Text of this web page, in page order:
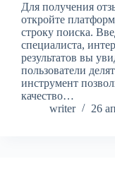
Для получения
откройте
строку поиска.
специалиста,
результатов вы
пользователи
инструмент
качество…
writer
26